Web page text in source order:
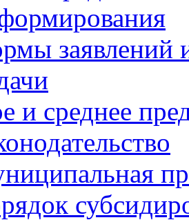
заявлений
и среднее